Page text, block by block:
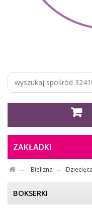
ZAKŁADKI
Bielizna Dziecięca
BOKSERKI